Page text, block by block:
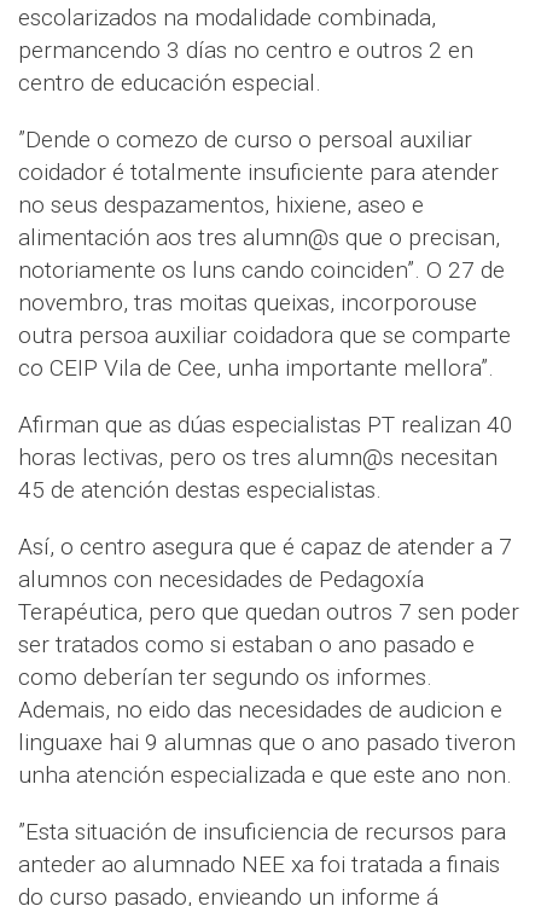
escolarizados na modalidade combinada,
permancendo 3 días no centro e outros 2 en
centro de educación especial.
”Dende o comezo de curso o persoal auxiliar
coidador é totalmente insuficiente para atender
no seus despazamentos, hixiene, aseo e
alimentación aos tres alumn@s que o precisan,
notoriamente os luns cando coinciden”. O 27 de
novembro, tras moitas queixas, incorporouse
outra persoa auxiliar coidadora que se comparte
co CEIP Vila de Cee, unha importante mellora”.
Afirman que as dúas especialistas PT realizan 40
horas lectivas, pero os tres alumn@s necesitan
45 de atención destas especialistas.
Así, o centro asegura que é capaz de atender a 7
alumnos con necesidades de Pedagoxía
Terapéutica, pero que quedan outros 7 sen poder
ser tratados como si estaban o ano pasado e
como deberían ter segundo os informes.
Ademais, no eido das necesidades de audicion e
linguaxe hai 9 alumnas que o ano pasado tiveron
unha atención especializada e que este ano non.
”Esta situación de insuficiencia de recursos para
anteder ao alumnado NEE xa foi tratada a finais
do curso pasado, envieando un informe á